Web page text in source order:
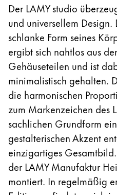
Der LAMY studio
und universellem
schlanke Form seines
ergibt sich nahtlos aus
Gehäuseteilen und ist
minimalistisch gehalten.
die harmonischen
zum Markenzeichen des
sachlichen Grundform
gestalterischen Akzent
einzigartiges
der LAMY Manufaktur
montiert. In regelmäßig